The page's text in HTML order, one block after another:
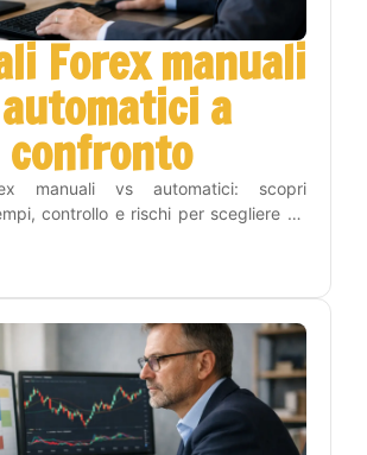
Forex manuali
a
confronto
manuali vs automatici: scopri
controllo e rischi per scegliere un